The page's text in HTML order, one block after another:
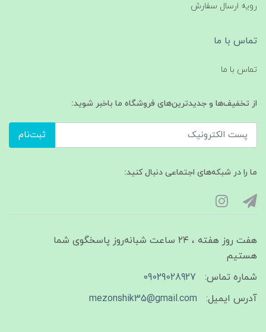
رویه ارسال سفارش
تماس با ما
تماس با ما
از تخفیف‌ها و جدیدترین‌های فروشگاه ما باخبر شوید:
ثبت‌نام
ما را در شبکه‌های اجتماعی دنبال کنید:
هفت روز هفته ، ۲۴ ساعت شبانه‌روز پاسخگوی شما
هستیم
شماره تماس:
09029028927
آدرس ایمیل:
mezonshik35@gmail.com